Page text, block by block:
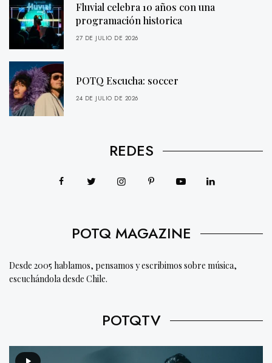
Fluvial celebra 10 años con una
programación historica
27 DE JULIO DE 2026
POTQ Escucha: soccer
24 DE JULIO DE 2026
REDES
POTQ MAGAZINE
Desde 2005 hablamos, pensamos y escribimos sobre música,
escuchándola desde Chile.
POTQTV